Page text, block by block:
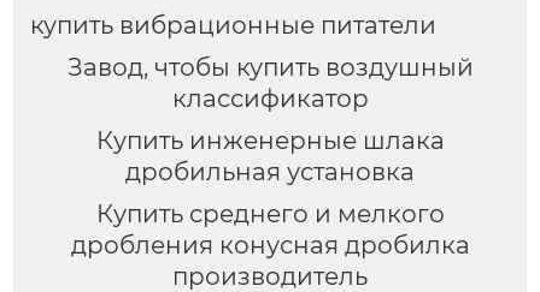
купить вибрационные питатели
Завод, чтобы купить воздушный
классификатор
Купить инженерные шлака
дробильная установка
Купить среднего и мелкого
дробления конусная дробилка
производитель